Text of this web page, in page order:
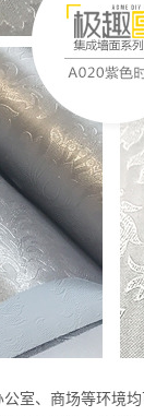
室、商场等环境